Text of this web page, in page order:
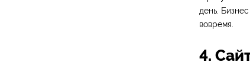
день.
вовремя.
4.